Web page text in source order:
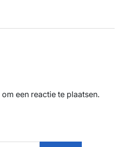
om een reactie te plaatsen.